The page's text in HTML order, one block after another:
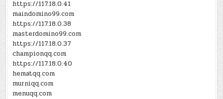
https://117.18.0.41
maindomino99.com
https://117.18.0.38
masterdomino99.com
https://117.18.0.37
championqq.com
https://117.18.0.40
hematqq.com
murniqq.com
menuqq.com